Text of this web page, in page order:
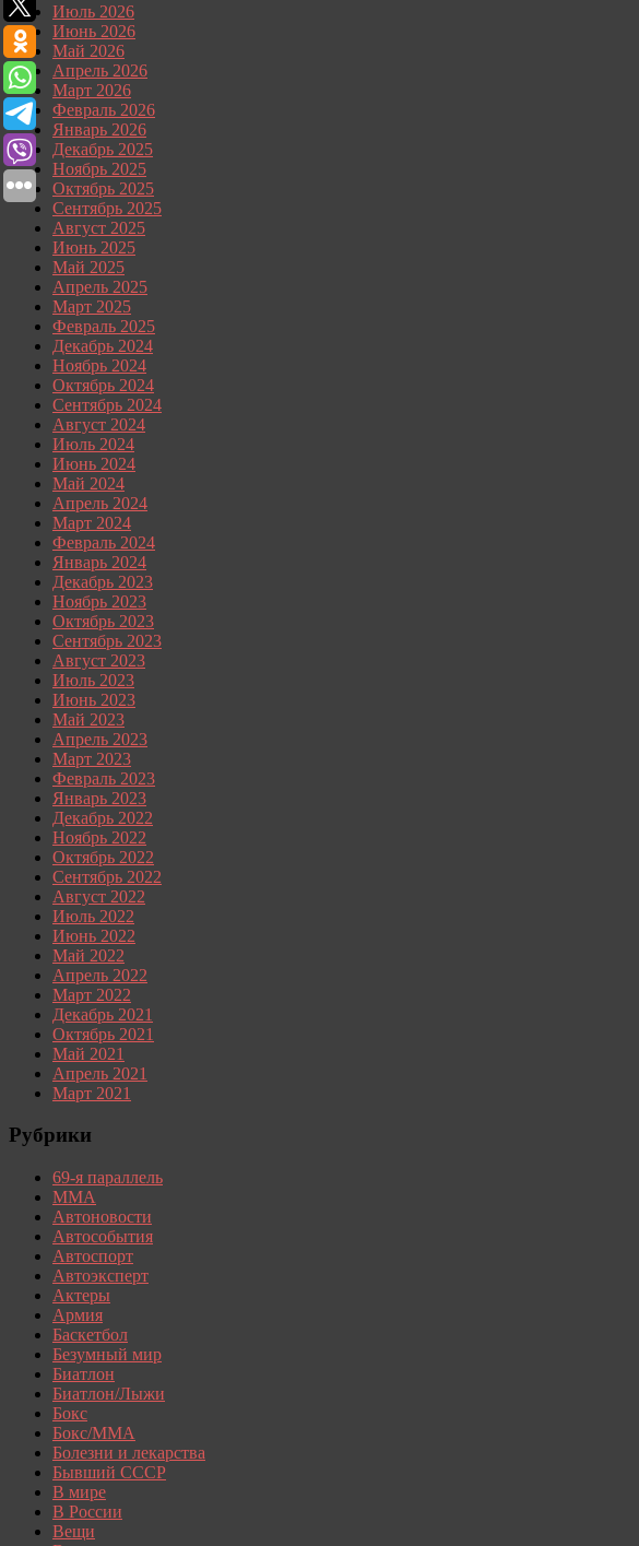
Июль 2026
Июнь 2026
Май 2026
Апрель 2026
Март 2026
Февраль 2026
Январь 2026
Декабрь 2025
Ноябрь 2025
Октябрь 2025
Сентябрь 2025
Август 2025
Июнь 2025
Май 2025
Апрель 2025
Март 2025
Февраль 2025
Декабрь 2024
Ноябрь 2024
Октябрь 2024
Сентябрь 2024
Август 2024
Июль 2024
Июнь 2024
Май 2024
Апрель 2024
Март 2024
Февраль 2024
Январь 2024
Декабрь 2023
Ноябрь 2023
Октябрь 2023
Сентябрь 2023
Август 2023
Июль 2023
Июнь 2023
Май 2023
Апрель 2023
Март 2023
Февраль 2023
Январь 2023
Декабрь 2022
Ноябрь 2022
Октябрь 2022
Сентябрь 2022
Август 2022
Июль 2022
Июнь 2022
Май 2022
Апрель 2022
Март 2022
Декабрь 2021
Октябрь 2021
Май 2021
Апрель 2021
Март 2021
Рубрики
69-я параллель
MMA
Автоновости
Автособытия
Автоспорт
Автоэксперт
Актеры
Армия
Баскетбол
Безумный мир
Биатлон
Биатлон/Лыжи
Бокс
Бокс/MMA
Болезни и лекарства
Бывший СССР
В мире
В России
Вещи